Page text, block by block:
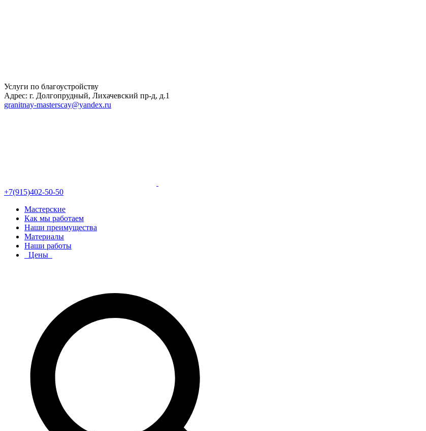
Услуги по благоустройству
Адрес: г. Долгопрудный, Лихачевский пр-д, д.1
granitnay-masterscay@yandex.ru
+7(915)402-50-50
Мастерские
Как мы работаем
Наши преимущества
Материалы
Наши работы
Цены